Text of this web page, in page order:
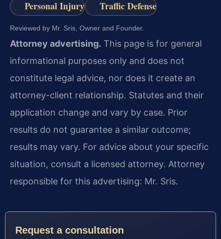
Personal Injury
Traffic Defense
Reviewed by Mr. Sris, Owner and Founder.
Attorney advertising. This page is for general
informational purposes only and does not
constitute legal advice, nor does it create an
attorney-client relationship. Statutes and their
application change and vary by case. Prior
results do not guarantee a similar outcome;
results may vary. For advice about your specific
situation, consult a licensed attorney. Attorney
responsible for this advertising: Mr. Sris.
Request a consultation